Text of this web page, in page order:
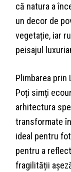
că natura a
un decor de
vegetație, iar
peisajul
Plimbarea
Poți simți
arhitectura
transformate
ideal pentru
pentru a
fragilității